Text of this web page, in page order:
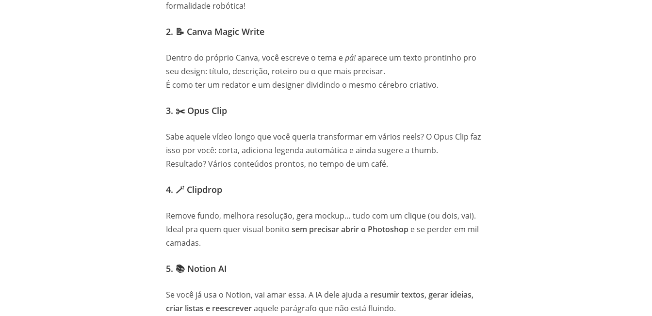
formalidade robótica!
2. 📝 Canva Magic Write
Dentro do próprio Canva, você escreve o tema epá!aparece um texto prontinho pro
seu design: título, descrição, roteiro ou o que mais precisar.
É como ter um redator e um designer dividindo o mesmo cérebro criativo.
3. ✂️ Opus Clip
Sabe aquele vídeo longo que você queria transformar em vários reels? O Opus Clip faz
isso por você: corta, adiciona legenda automática e ainda sugere a thumb.
Resultado? Vários conteúdos prontos, no tempo de um café.
4. 🪄 Clipdrop
Remove fundo, melhora resolução, gera mockup… tudo com um clique (ou dois, vai).
Ideal pra quem quer visual bonito sem precisar abrir o Photoshop e se perder em mil
camadas.
5. 📚 Notion AI
Se você já usa o Notion, vai amar essa. A IA dele ajuda a resumir textos, gerar ideias,
criar listas e reescreveraquele parágrafo que não está fluindo.